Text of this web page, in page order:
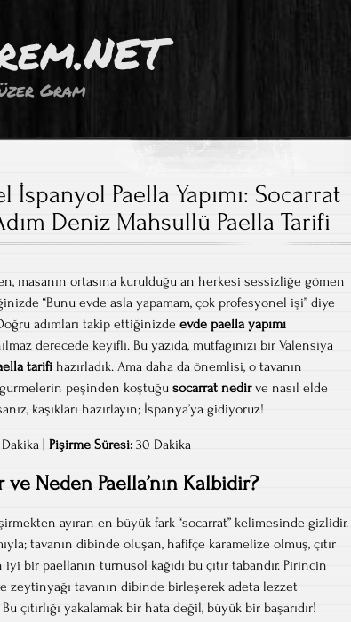
Gram
İspanyol Paella Yapımı: Socarrat
Deniz Mahsullü Paella Tarifi
masanın ortasına kurulduğu an herkesi sessizliğe gömen
“Bunu evde asla yapamam, çok profesyonel işi” diye
adımları takip ettiğinizde evde paella yapımı
derecede keyifli. Bu yazıda, mutfağınızı bir Valensiya
tarifi hazırladık. Ama daha da önemlisi, o tavanın
peşinden koştuğu socarrat nedirve nasıl elde
kaşıkları hazırlayın; İspanya’ya gidiyoruz!
| Pişirme Süresi: 30 Dakika
Neden Paella’nın Kalbidir?
ayıran en büyük fark “socarrat” kelimesinde gizlidir.
tavanın dibinde oluşan, hafifçe karamelize olmuş, çıtır
bir paellanın turnusol kağıdı bu çıtır tabandır. Pirincin
zeytinyağı tavanın dibinde birleşerek adeta lezzet
çıtırlığı yakalamak bir hata değil, büyük bir başarıdır!